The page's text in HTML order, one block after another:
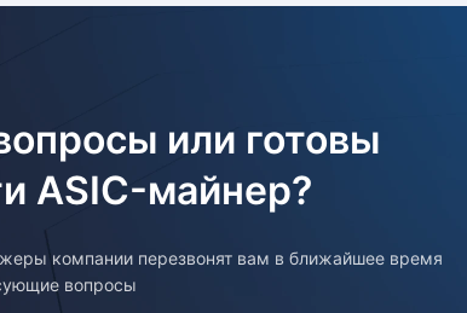
или готовы
ASIC-майнер?
компании перезвонят вам в ближайшее время
вопросы